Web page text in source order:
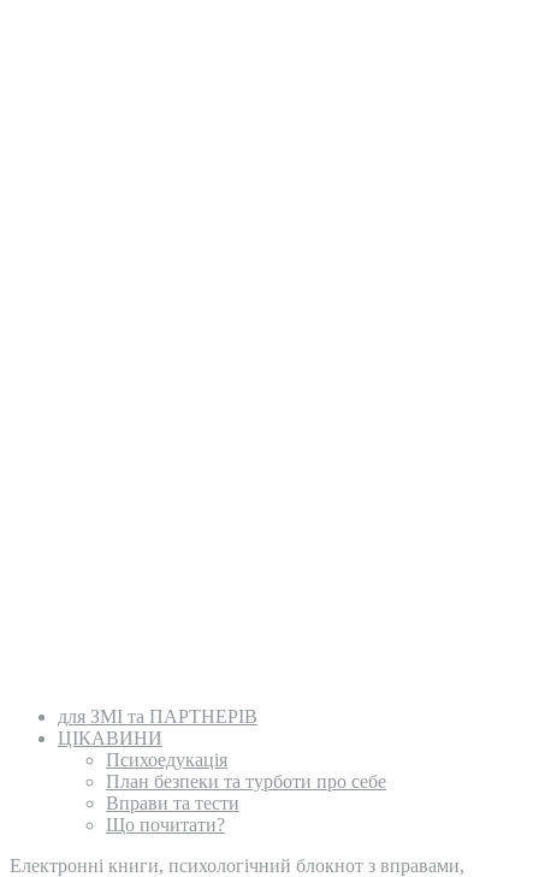
для ЗМІ та ПАРТНЕРІВ
ЦІКАВИНИ
Психоедукація
План безпеки та турботи про себе
Вправи та тести
Що почитати?
Електронні книги, психологічний блокнот з вправами,